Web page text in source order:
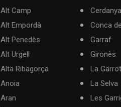
Alt Camp
Alt Empordà
Alt Penedès
Alt Urgell
Alta Ribagorça
Anoia
Aran
Cerdanya
Conca
Garraf
Gironès
La
La Selva
Les